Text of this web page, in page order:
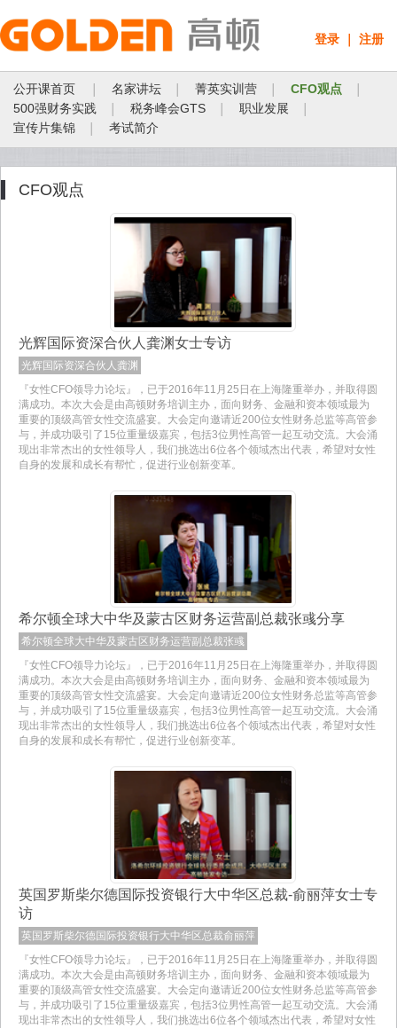
登录 ｜ 注册
公开课首页 名家讲坛 菁英实训营 CFO观点
500强财务实践 税务峰会GTS 职业发展
宣传片集锦 考试简介
CFO观点
光辉国际资深合伙人龚渊女士专访
光辉国际资深合伙人龚渊
『女性CFO领导力论坛』，已于2016年11月25日在上海隆重举办，并取得圆
满成功。本次大会是由高顿财务培训主办，面向财务、金融和资本领域最为
重要的顶级高管女性交流盛宴。大会定向邀请近200位女性财务总监等高管参
与，并成功吸引了15位重量级嘉宾，包括3位男性高管一起互动交流。大会涌
现出非常杰出的女性领导人，我们挑选出6位各个领域杰出代表，希望对女性
自身的发展和成长有帮忙，促进行业创新变革。
希尔顿全球大中华及蒙古区财务运营副总裁张彧分享
希尔顿全球大中华及蒙古区财务运营副总裁张彧
『女性CFO领导力论坛』，已于2016年11月25日在上海隆重举办，并取得圆
满成功。本次大会是由高顿财务培训主办，面向财务、金融和资本领域最为
重要的顶级高管女性交流盛宴。大会定向邀请近200位女性财务总监等高管参
与，并成功吸引了15位重量级嘉宾，包括3位男性高管一起互动交流。大会涌
现出非常杰出的女性领导人，我们挑选出6位各个领域杰出代表，希望对女性
自身的发展和成长有帮忙，促进行业创新变革。
英国罗斯柴尔德国际投资银行大中华区总裁-俞丽萍女士专
访
英国罗斯柴尔德国际投资银行大中华区总裁俞丽萍
『女性CFO领导力论坛』，已于2016年11月25日在上海隆重举办，并取得圆
满成功。本次大会是由高顿财务培训主办，面向财务、金融和资本领域最为
重要的顶级高管女性交流盛宴。大会定向邀请近200位女性财务总监等高管参
与，并成功吸引了15位重量级嘉宾，包括3位男性高管一起互动交流。大会涌
现出非常杰出的女性领导人，我们挑选出6位各个领域杰出代表，希望对女性